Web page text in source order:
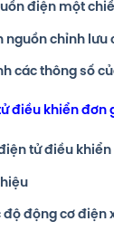
điện một
nguồn chỉnh
các thông số
điều khiển đơn
tử điều khiển
độ động cơ điện